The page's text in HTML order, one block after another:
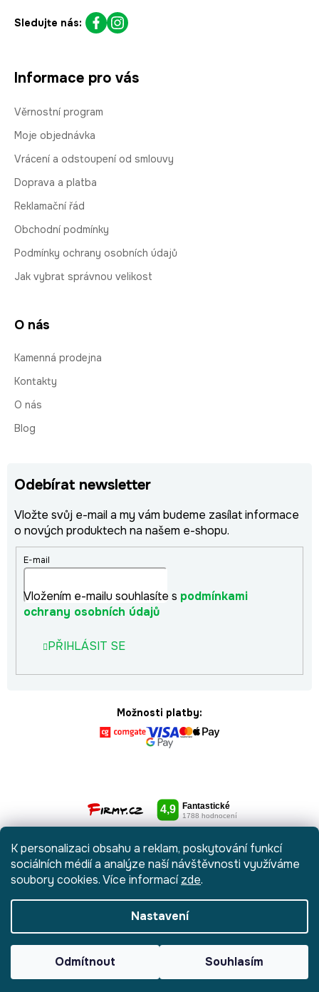
K personalizaci obsahu a reklam, poskytování funkcí
sociálních médií a analýze naší návštěvnosti využíváme
soubory cookies. Více informacízde.
Nastavení
Odmítnout Souhlasím
Sledujte nás:
Informace pro vás
Věrnostní program
Moje objednávka
Vrácení a odstoupení od smlouvy
Doprava a platba
Reklamační řád
Obchodní podmínky
Podmínky ochrany osobních údajů
Jak vybrat správnou velikost
O nás
Kamenná prodejna
Kontakty
O nás
Blog
Odebírat newsletter
Vložte svůj e-mail a my vám budeme zasílat informace
o nových produktech na našem e-shopu.
E-mail
Vložením e-mailu souhlasíte s podmínkami
ochrany osobních údajů
PŘIHLÁSIT SE
Možnosti platby:
Vytvořil Shoptet
Anque Media
nastavení cookies